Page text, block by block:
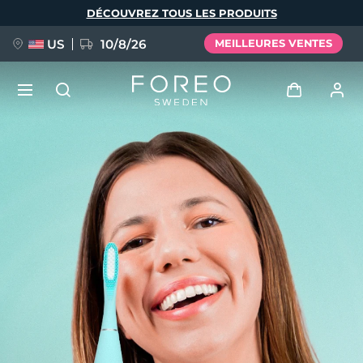
DÉCOUVREZ TOUS LES PRODUITS
US 10/8/26 MEILLEURES VENTES
Profil de l'utilisateur
Mes appareils
Mes commandes
Mes adresses
Mes abonnements
FAQ™ Pure Beauty-Tech Elixir
BREAKING NEWS
issa™ Teeth Whitening Set
Deutsch
Español
Français
Italiano
Português
Svenska
Русский
简体中文 繁體中文